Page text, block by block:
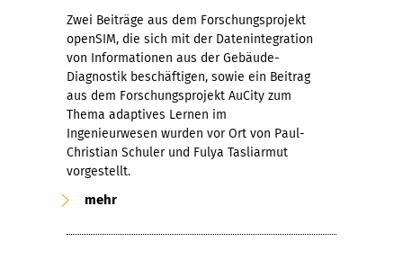
Zwei Beiträge aus dem Forschungsprojekt
openSIM, die sich mit der Datenintegration
von Informationen aus der Gebäude-
Diagnostik beschäftigen, sowie ein Beitrag
aus dem Forschungsprojekt AuCity zum
Thema adaptives Lernen im
Ingenieurwesen wurden vor Ort von Paul-
Christian Schuler und Fulya Tasliarmut
vorgestellt.
mehr